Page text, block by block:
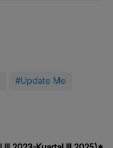
#Update Me